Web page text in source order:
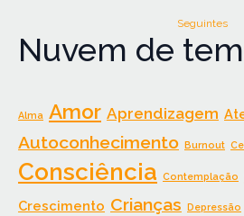
Seguintes
Nuvem de
Alma Amor Aprendizagem
Autoconhecimento Burnout
Consciência Contemplação
Crescimento Crianças Depressão